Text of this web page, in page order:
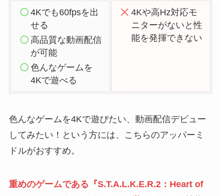
4Kでも60fpsを出
せる
高品質な動画配信
が可能
色んなゲームを
4Kで遊べる
4Kや高Hz対応モ
ニターがないと性
能を発揮できない
色んなゲームを4Kで遊びたい、動画配信デビュー
してみたい！という方には、こちらのアッパーミ
ドルがおすすめ。
重めのゲームである『S.T.A.L.K.E.R.2：Heart of